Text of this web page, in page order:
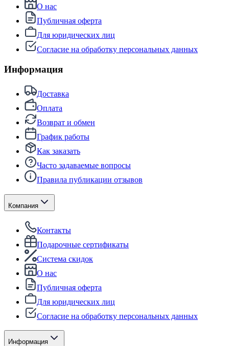
О нас
Публичная оферта
Для юридических лиц
Согласие на обработку персональных данных
Информация
Доставка
Оплата
Возврат и обмен
График работы
Как заказать
Часто задаваемые вопросы
Правила публикации отзывов
Компания
Контакты
Подарочные сертификаты
Система скидок
О нас
Публичная оферта
Для юридических лиц
Согласие на обработку персональных данных
Информация